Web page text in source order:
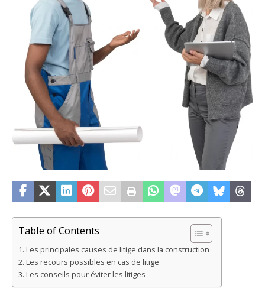
Table of Contents
Les principales causes de litige dans la construction
Les recours possibles en cas de litige
Les conseils pour éviter les litiges